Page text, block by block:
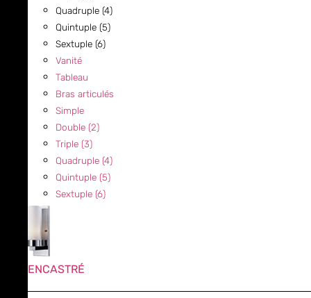
Quadruple (4)
Quintuple (5)
Sextuple (6)
Vanité
Tableau
Bras articulés
Simple
Double (2)
Triple (3)
Quadruple (4)
Quintuple (5)
Sextuple (6)
ENCASTRÉ